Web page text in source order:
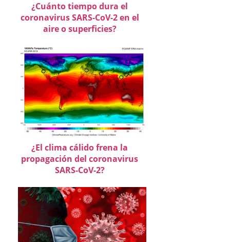
¿Cuánto tiempo dura el
coronavirus SARS-CoV-2 en el
aire o superficies?
¿El clima cálido frena la
propagación del coronavirus
SARS-CoV-2?